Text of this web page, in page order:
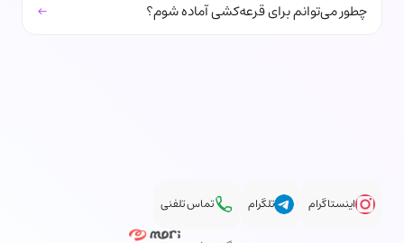
چطور می‌توانم برای قرعه‌کشی آماده شوم؟ ←
اینستاگرام تلگرام تماس تلفنی